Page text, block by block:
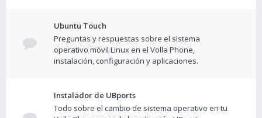
Ubuntu Touch
Preguntas y respuestas sobre el sistema
operativo móvil Linux en el Volla Phone,
instalación, configuración y aplicaciones.
Instalador de UBports
Todo sobre el cambio de sistema operativo en tu